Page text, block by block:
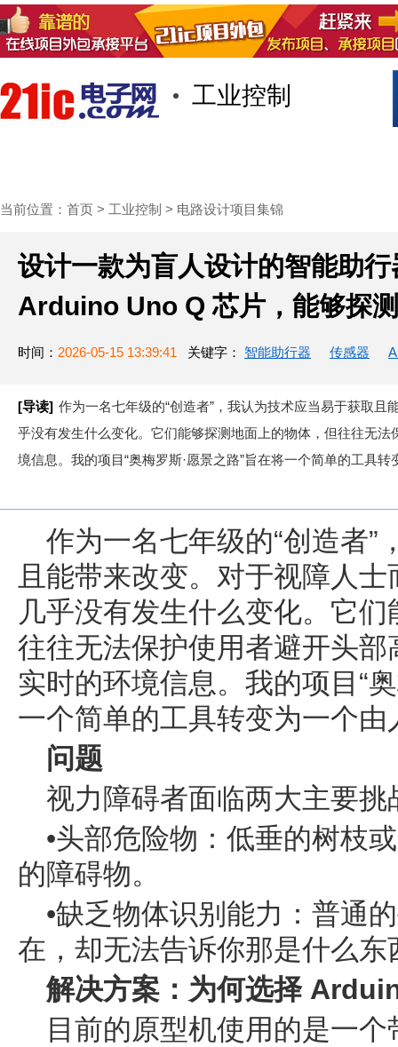
工业控制
当前位置： 首页 > 工业控制 > 电路设计项目集锦
设计一款为盲人设计的智能助
Arduino Uno Q 芯片，能够探
时间： 2026-05-15 13:39:41 关键字： 智能助行器 传感器
[导读] 作为一名七年级的“创造者”，我认为技术应当易于获取
乎没有发生什么变化。它们能够探测地面上的物体，但往往无
境信息。我的项目“奥梅罗斯·愿景之路”旨在将一个简单的工具
作为一名七年级的“创造者
且能带来改变。对于视障人
几乎没有发生什么变化。它
往往无法保护使用者避开头
实时的环境信息。我的项目“
一个简单的工具转变为一个
问题
视力障碍者面临两大主要挑
•头部危险物：低垂的树枝
的障碍物。
•缺乏物体识别能力：普通
在，却无法告诉你那是什么东
解决方案：为何选择
目前的原型机使用的是一